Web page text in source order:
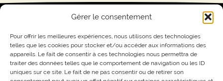
Gérer le consentement
Pour offrir les meilleures expériences, nous utilisons des technologies
telles que les cookies pour stocker et/ou accéder aux informations des
appareils. Le fait de consentir à ces technologies nous permettra de
traiter des données telles que le comportement de navigation ou les ID
uniques sur ce site. Le fait de ne pas consentir ou de retirer son
MASTER GROWER